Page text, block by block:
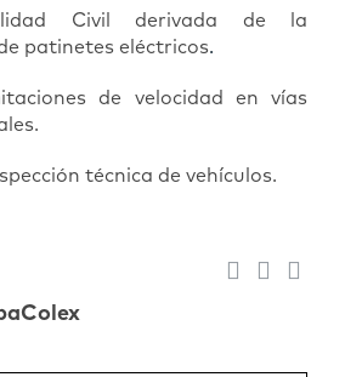
Civil derivada de la
patinetes eléctricos.
de velocidad en vías
técnica de vehículos.